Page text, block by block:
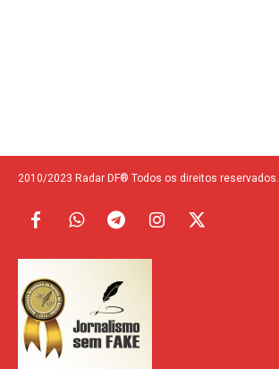
2010/2023 Radar DF® Todos os direitos reservados.